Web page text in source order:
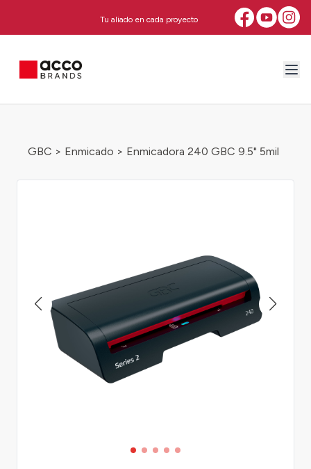
Tu aliado en cada proyecto
GBC > Enmicado > Enmicadora 240 GBC 9.5" 5mil